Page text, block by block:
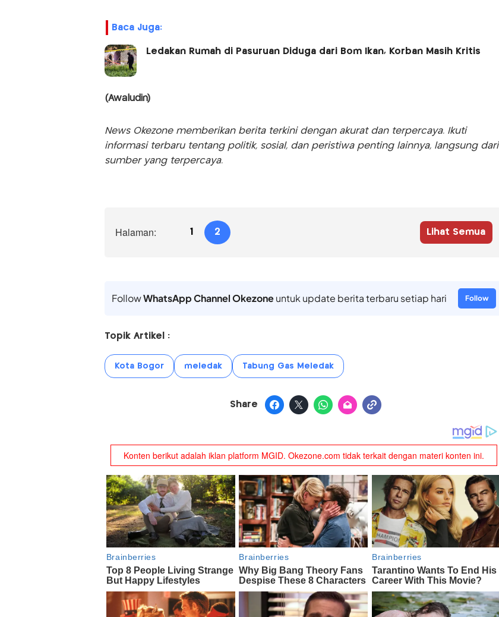
Baca Juga:
Ledakan Rumah di Pasuruan Diduga dari Bom Ikan, Korban Masih Kritis
(Awaludin)
News Okezone memberikan berita terkini dengan akurat dan terpercaya. Ikuti
informasi terbaru tentang politik, sosial, dan peristiwa penting lainnya, langsung dari
sumber yang terpercaya.
Halaman: 1 2 Lihat Semua
FollowWhatsApp Channel Okezoneuntuk update berita terbaru setiap hari Follow
Topik Artikel :
Kota Bogor meledak Tabung Gas Meledak
Share